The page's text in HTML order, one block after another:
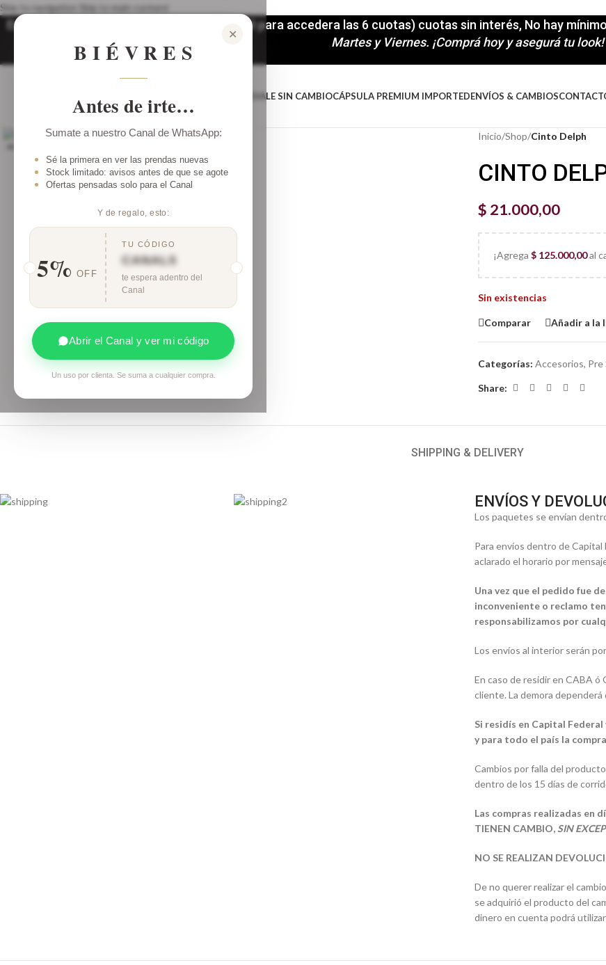
✕
BIÉVRES
Antes de irte…
Sumate a nuestro Canal de WhatsApp:
Sé la primera en ver las prendas nuevas
Stock limitado: avisos antes de que se agote
Ofertas pensadas solo para el Canal
Y de regalo, esto:
5% OFF
TU CÓDIGO
CANAL5
te espera adentro del
Canal
Abrir el Canal y ver mi código
Un uso por clienta. Se suma a cualquier compra.
Skip to navigation Skip to main content
Envíos a todo el país. 3 y 6 (mínimo $100.000 para accedera las 6 cuotas) cuotas sin interés, No hay
Martes y Viernes. ¡Comprá hoy y asegurá tu look!
SALE SIN CAMBIOCÁPSULA PREMIUM IMPORTEDENVÍOS & CAMBIOS
Clic para ampliar
Inicio/Shop/Cinto Delph
CINTO
$ 21.000,00
¡Agrega $ 125.000,00al
Sin existencias
Comparar Añadir a la
Categorías: Accesorios, Pre
Share:
SHIPPING & DELIVERY
ENVÍOS Y
Los paquetes se envían
Para envíos dentro de
aclarado el horario por
Una vez que el pedido fue
inconveniente o reclamo
responsabilizamos por
Los envíos al interior serán
En caso de residir en CABA ó
cliente. La demora
Si residís en Capital
y para todo el país la
Cambios por falla del
dentro de los 15 días de
Las compras realizadas en
TIENEN CAMBIO,SIN
NO SE REALIZAN
De no querer realizar el
se adquirió el producto del
dinero en cuenta podrá